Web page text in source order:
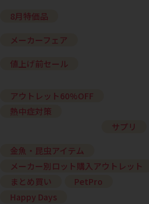
8月特価品
メーカーフェア
値上げ前セール
アウトレット60%OFF
熱中症対策
サプリ
金魚・昆虫アイテム
メーカー別ロット購入アウトレット
まとめ買い
PetPro
Happy Days